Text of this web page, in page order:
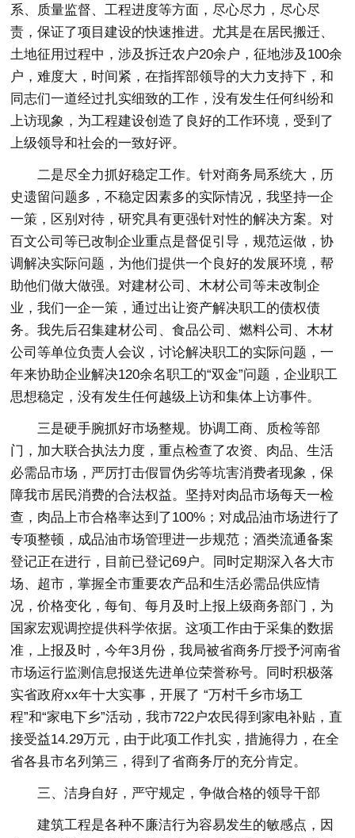
系、质量监督、工程进度等方面，尽心尽力，尽心尽
责，保证了项目建设的快速推进。尤其是在居民搬迁、
土地征用过程中，涉及拆迁农户20余户，征地涉及100余
户，难度大，时间紧，在指挥部领导的大力支持下，和
同志们一道经过扎实细致的工作，没有发生任何纠纷和
上访现象，为工程建设创造了良好的工作环境，受到了
上级领导和社会的一致好评。
二是尽全力抓好稳定工作。针对商务局系统大，历
史遗留问题多，不稳定因素多的实际情况，我坚持一企
一策，区别对待，研究具有更强针对性的解决方案。对
百文公司等已改制企业重点是督促引导，规范运做，协
调解决实际问题，为他们提供一个良好的发展环境，帮
助他们做大做强。对建材公司、木材公司等未改制企
业，我们一企一策，通过出让资产解决职工的债权债
务。我先后召集建材公司、食品公司、燃料公司、木材
公司等单位负责人会议，讨论解决职工的实际问题，一
年来协助企业解决120余名职工的“双金”问题，企业职工
思想稳定，没有发生任何越级上访和集体上访事件。
三是硬手腕抓好市场整规。协调工商、质检等部
门，加大联合执法力度，重点检查了农资、肉品、生活
必需品市场，严厉打击假冒伪劣等坑害消费者现象，保
障我市居民消费的合法权益。坚持对肉品市场每天一检
查，肉品上市合格率达到了100%；对成品油市场进行了
专项整顿，成品油市场管理进一步规范；酒类流通备案
登记正在进行，目前已登记69户。同时定期深入各大市
场、超市，掌握全市重要农产品和生活必需品供应情
况，价格变化，每旬、每月及时上报上级商务部门，为
国家宏观调控提供科学依据。这项工作由于采集的数据
准，上报及时，今年3月份，我局被省商务厅授予河南省
市场运行监测信息报送先进单位荣誉称号。同时积极落
实省政府xx年十大实事，开展了 “万村千乡市场工
程”和“家电下乡”活动，我市722户农民得到家电补贴，直
接受益14.29万元，由于此项工作扎实，措施得力，在全
省各县市名列第三，得到了省商务厅的充分肯定。
三、洁身自好，严守规定，争做合格的领导干部
建筑工程是各种不廉洁行为容易发生的敏感点，因